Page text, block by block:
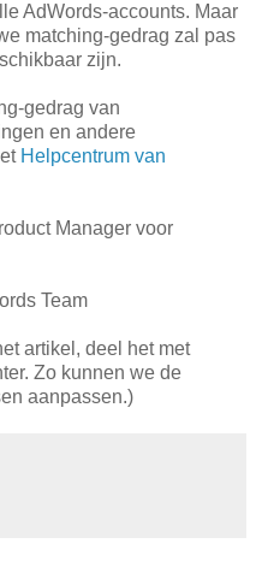
AdWords-accounts. Maar
matching-gedrag zal pas
zijn.
gedrag van
en andere
Helpcentrum van
Manager voor
Team
artikel, deel het met
Zo kunnen we de
aanpassen.)